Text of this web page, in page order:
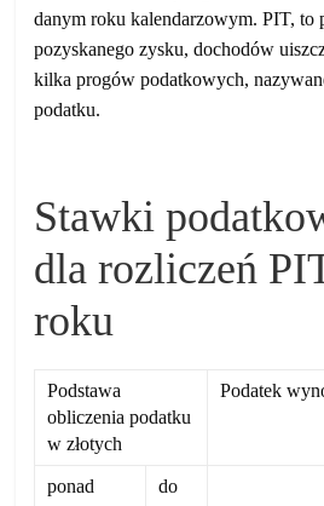
danym roku kalendarzowym. PIT, to
pozyskanego zysku, dochodów
kilka progów podatkowych,
podatku.
Stawki
dla rozliczeń
roku
Podstawa
obliczenia podatku
w złotych
Podatek
ponad do